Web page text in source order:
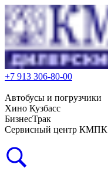
+7 913 306-80-00
Автобусы и погрузчики
Хино Кузбасс
БизнесТрак
Сервисный центр КМПК